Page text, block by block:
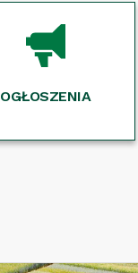
OGŁOSZENIA